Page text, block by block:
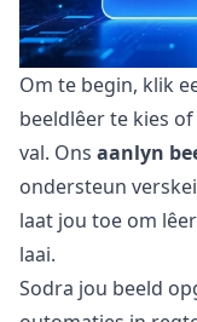
Om te begin, klik
beeldlêer te kies
val. Ons aanlyn
ondersteun
laat jou toe om
laai.
Sodra jou beeld